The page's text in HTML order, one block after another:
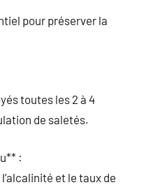
pour préserver la
toutes les 2 à 4
de saletés.
:
et le taux de